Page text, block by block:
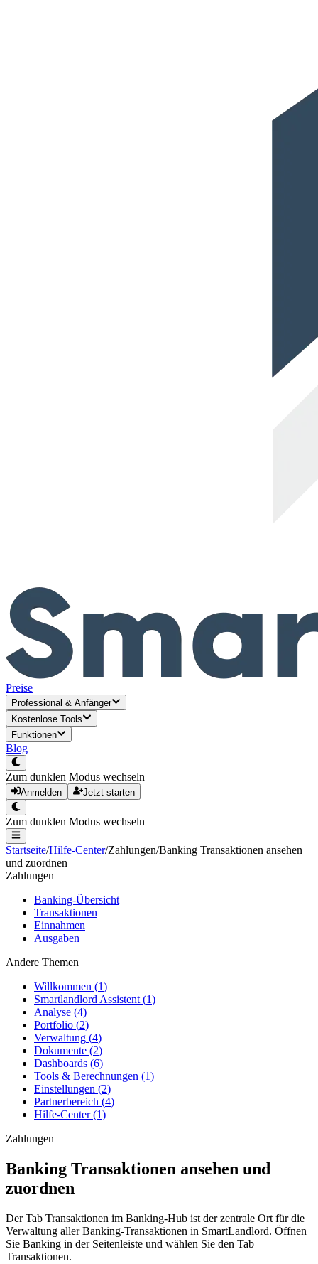
Preise
Professional & Anfänger
Kostenlose Tools
Funktionen
Blog
Zum dunklen Modus wechseln
Anmelden Jetzt starten
Zum dunklen Modus wechseln
Startseite/Hilfe-Center/Zahlungen/Banking Transaktionen ansehen
und zuordnen
Zahlungen
Banking-Übersicht
Transaktionen
Einnahmen
Ausgaben
Andere Themen
Willkommen (1)
Smartlandlord Assistent (1)
Analyse (4)
Portfolio (2)
Verwaltung (4)
Dokumente (2)
Dashboards (6)
Tools & Berechnungen (1)
Einstellungen (2)
Partnerbereich (4)
Hilfe-Center(1)
Zahlungen
Banking Transaktionen ansehen und
zuordnen
Der Tab Transaktionen im Banking-Hub ist der zentrale Ort für die
Verwaltung aller Banking-Transaktionen in SmartLandlord. Öffnen
Sie Banking in der Seitenleiste und wählen Sie den Tab
Transaktionen.